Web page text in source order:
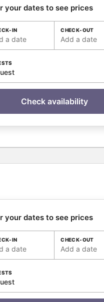
your dates to see prices
IN
a date
CHECK-OUT
Add a date
Check availability
your dates to see prices
IN
a date
CHECK-OUT
Add a date